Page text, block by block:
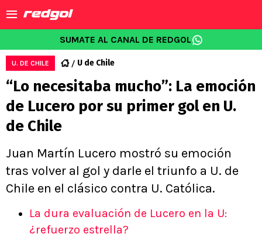
SUMATE AL CANAL DE REDGOL
U. DE CHILE U de Chile
“Lo necesitaba mucho”: La emoción
de Lucero por su primer gol en U.
de Chile
Juan Martín Lucero mostró su emoción
tras volver al gol y darle el triunfo a U. de
Chile en el clásico contra U. Católica.
La dura evaluación de Lucero en la U:
¿refuerzo estrella?